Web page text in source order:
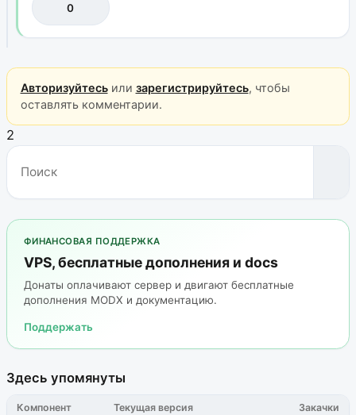
0
Авторизуйтесьили зарегистрируйтесь, чтобы
оставлять комментарии.
2
ФИНАНСОВАЯ ПОДДЕРЖКА
VPS, бесплатные дополнения и docs
Донаты оплачивают сервер и двигают бесплатные
дополнения MODX и документацию.
Поддержать
Здесь упомянуты
Компонент Текущая версия Закачки